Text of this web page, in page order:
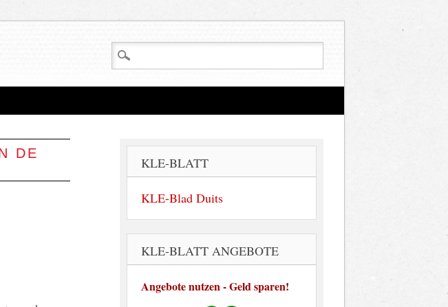
DE
KLE-BLATT
KLE-Blad Duits
KLE-BLATT ANGEBOTE
Angebote nutzen - Geld sparen!